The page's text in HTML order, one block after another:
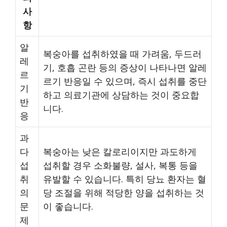
사
항
알
레
르
기
반
응
복숭아를 섭취하였을 때 가려움, 두드러
기, 호흡 곤란 등의 증상이 나타나면 알레
르기 반응일 수 있으며, 즉시 섭취를 중단
하고 의료기관에 상담하는 것이 중요합
니다.
과
다
섭
취
의
문
제
복숭아는 낮은 칼로리이지만 과도하게
섭취할 경우 소화불량, 설사, 복통 등을
유발할 수 있습니다. 특히 당뇨 환자는 혈
당 조절을 위해 적당한 양을 섭취하는 것
이 좋습니다.